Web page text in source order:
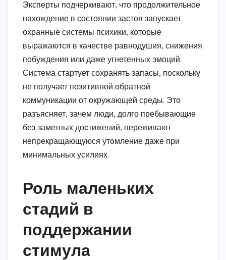
Эксперты подчеркивают, что продолжительное
нахождение в состоянии застоя запускает
охранные системы психики, которые
выражаются в качестве равнодушия, снижения
побуждения или даже угнетенных эмоций.
Система стартует сохранять запасы, поскольку
не получает позитивной обратной
коммуникации от окружающей среды. Это
разъясняет, зачем люди, долго пребывающие
без заметных достижений, переживают
непрекращающуюся утомление даже при
минимальных усилиях.
Роль маленьких
стадий в
поддержании
стимула